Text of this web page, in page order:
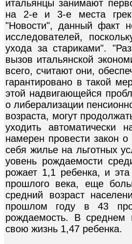
итальянцы занимают
на 2-е и 3-е места
"Новости", данный факт
исследователей,
ухода за стариками".
вызов итальянской
всего, считают они,
гарантировано в такой
этой надвигающейся
о либерализации
возраста, могут
уходить автоматически
намерен провести закон
себя жилье на льготных
уовень рождаемости
рожает 1,1 ребенка, и
прошлого века, еще
средний возраст
прошлом году в 43
рождаемость. В среднем
свою жизнь 1,47 ребенка.